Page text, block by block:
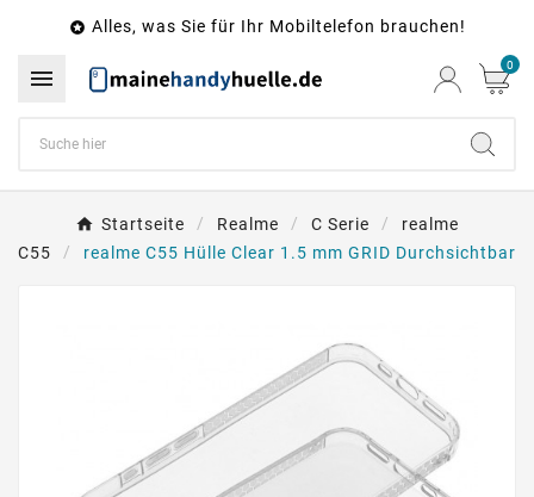
 Alles, was Sie für Ihr Mobiltelefon brauchen!
 0
Startseite Realme C Serie
realme
C55
realme C55 Hülle Clear 1.5 mm GRID Durchsichtbar